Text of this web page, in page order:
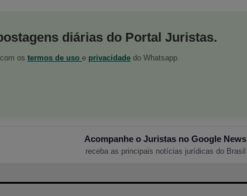
diárias do Portal Juristas.
os termos de uso e privacidade do Whatsapp.
Acompanhe o Juristas no Google News
receba as principais notícias jurídicas do Brasil